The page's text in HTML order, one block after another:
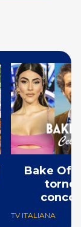
Bake Off
TV ITALIANA